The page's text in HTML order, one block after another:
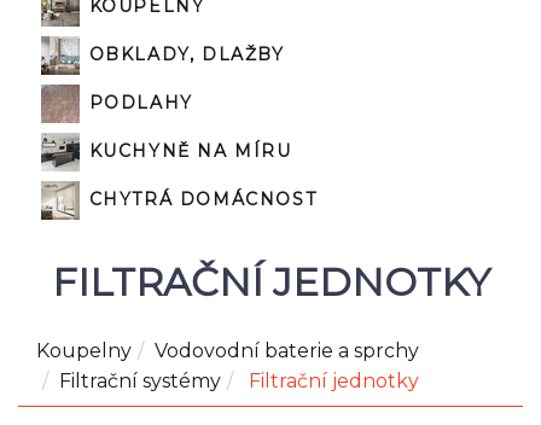
KOUPELNY
OBKLADY, DLAŽBY
PODLAHY
KUCHYNĚ NA MÍRU
CHYTRÁ DOMÁCNOST
FILTRAČNÍ JEDNOTKY
Koupelny
Vodovodní baterie a sprchy
Filtrační systémy
Filtrační jednotky